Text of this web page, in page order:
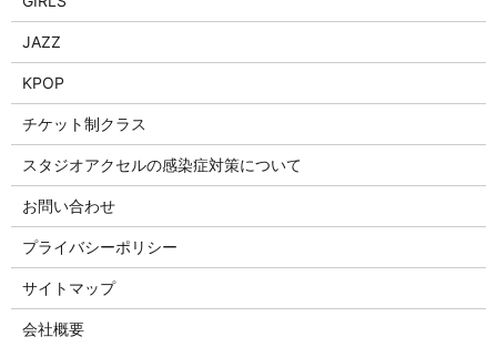
JAZZ
KPOP
チケット制クラス
スタジオアクセルの感染症対策について
お問い合わせ
プライバシーポリシー
サイトマップ
会社概要